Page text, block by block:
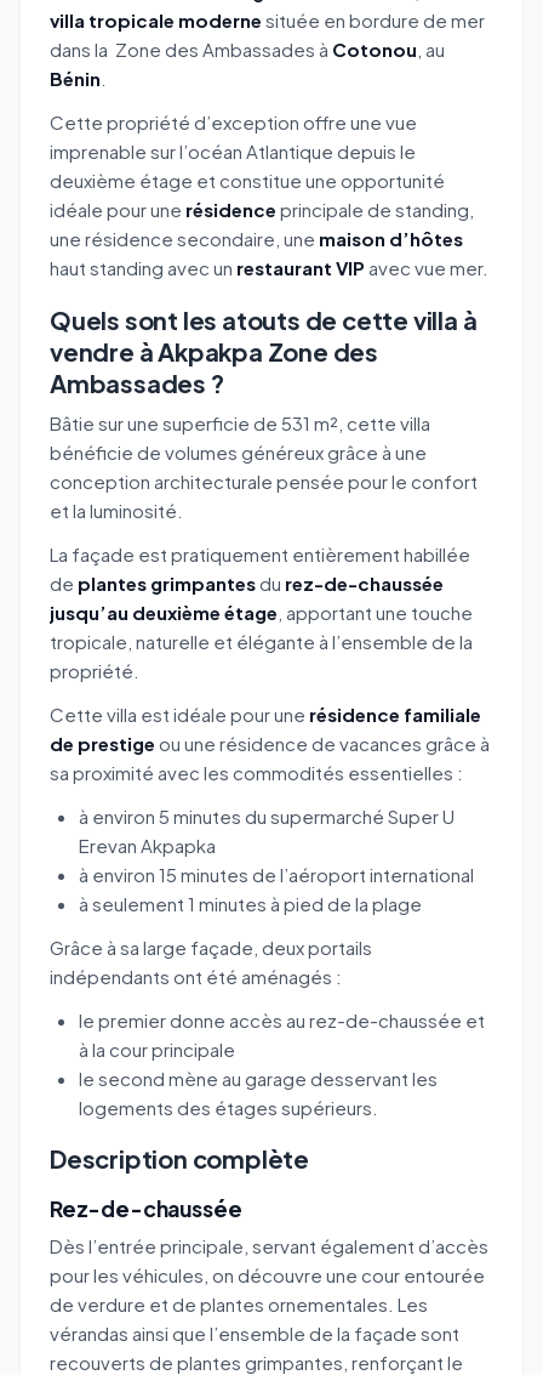
villa tropicale moderne située en bordure de mer
dans la Zone des Ambassades à Cotonou , au
Bénin
Cette propriété d’exception offre une vue
imprenable sur l’océan Atlantique depuis le
deuxième étage et constitue une opportunité
idéale pour une résidence principale de standing,
une résidence secondaire, une maison d’hôtes
haut standing avec un restaurant VIP avec vue mer.
Quels sont les atouts de cette villa à
vendre à Akpakpa Zone des
Ambassades ?
Bâtie sur une superficie de 531 m², cette villa
bénéficie de volumes généreux grâce à une
conception architecturale pensée pour le confort
et la luminosité.
La façade est pratiquement entièrement habillée
de plantes grimpantesdu rez-de-chaussée
jusqu’au deuxième étage , apportant une touche
tropicale, naturelle et élégante à l’ensemble de la
propriété.
Cette villa est idéale pour une résidence familiale
de prestige ou une résidence de vacances grâce à
sa proximité avec les commodités essentielles :
à environ 5 minutes du supermarché Super U
Erevan Akpapka
à environ 15 minutes de l’aéroport international
à seulement 1 minutes à pied de la plage
Grâce à sa large façade, deux portails
indépendants ont été aménagés :
le premier donne accès au rez-de-chaussée et
à la cour principale
le second mène au garage desservant les
logements des étages supérieurs.
Description complète
Rez-de-chaussée
Dès l’entrée principale, servant également d’accès
pour les véhicules, on découvre une cour entourée
de verdure et de plantes ornementales. Les
vérandas ainsi que l’ensemble de la façade sont
recouverts de plantes grimpantes, renforçant le